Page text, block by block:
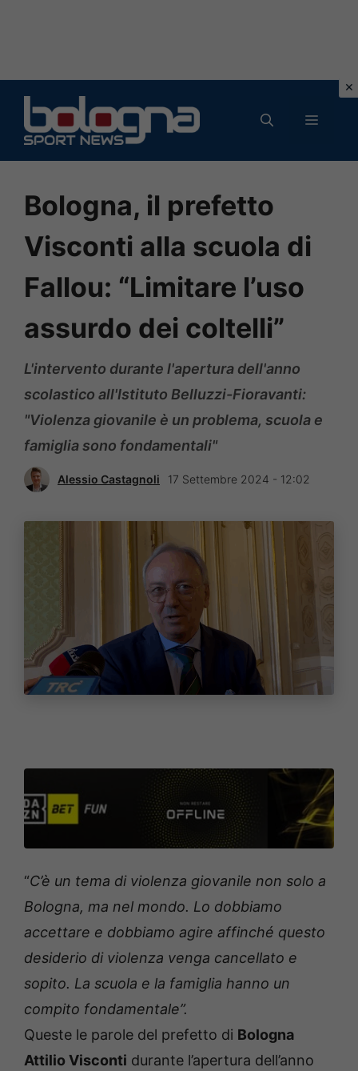
contenuto
MENU
Bologna, il prefetto
Visconti alla scuola di
Fallou: “Limitare l’uso
assurdo dei coltelli”
L'intervento durante l'apertura dell'anno
scolastico all'Istituto Belluzzi-Fioravanti:
"Violenza giovanile è un problema, scuola e
famiglia sono fondamentali"
Alessio Castagnoli 17 Settembre 2024 - 12:02
“C’è un tema di violenza giovanile non solo a
Bologna, ma nel mondo. Lo dobbiamo
accettare e dobbiamo agire affinché questo
desiderio di violenza venga cancellato e
sopito. La scuola e la famiglia hanno un
compito fondamentale”.
Queste le parole del prefetto di Bologna
Attilio Visconti durante l’apertura dell’anno